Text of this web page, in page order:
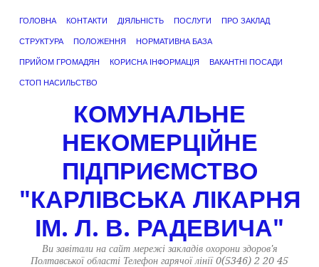
ГОЛОВНА КОНТАКТИ ДІЯЛЬНІСТЬ ПОСЛУГИ ПРО ЗАКЛАД
СТРУКТУРА ПОЛОЖЕННЯ НОРМАТИВНА БАЗА
ПРИЙОМ ГРОМАДЯН КОРИСНА ІНФОРМАЦІЯ ВАКАНТНІ ПОСАДИ
СТОП НАСИЛЬСТВО
КОМУНАЛЬНЕ
НЕКОМЕРЦІЙНЕ
ПІДПРИЄМСТВО
"КАРЛІВСЬКА ЛІКАРНЯ
ІМ. Л. В. РАДЕВИЧА"
Ви завітали на сайт мережі закладів охорони здоров'я
Полтавської області Телефон гарячої лінії 0(5346) 2 20 45